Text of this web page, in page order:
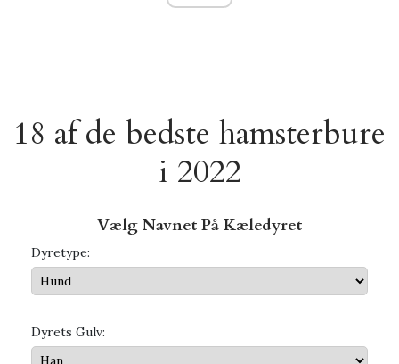
18 af de bedste hamsterbure
i 2022
Vælg Navnet På Kæledyret
Dyretype:
Dyrets Gulv: